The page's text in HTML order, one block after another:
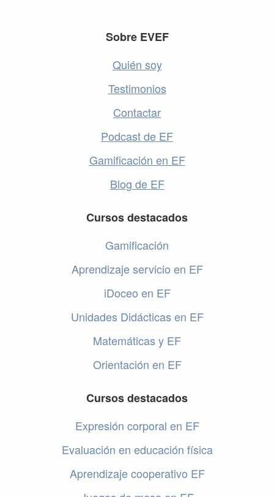
Sobre EVEF
Quién soy
Testimonios
Contactar
Podcast de EF
Gamificación en EF
Blog de EF
Cursos destacados
Gamificación
Aprendizaje servicio en EF
iDoceo en EF
Unidades Didácticas en EF
Matemáticas y EF
Orientación en EF
Cursos destacados
Expresión corporal en EF
Evaluación en educación física
Aprendizaje cooperativo EF